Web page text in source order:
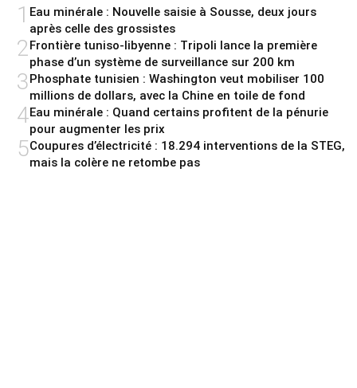
1 Eau minérale : Nouvelle saisie à Sousse, deux jours
après celle des grossistes
2Frontière tuniso-libyenne : Tripoli lance la première
phase d’un système de surveillance sur 200 km
3Phosphate tunisien : Washington veut mobiliser 100
millions de dollars, avec la Chine en toile de fond
4Eau minérale : Quand certains profitent de la pénurie
pour augmenter les prix
5Coupures d’électricité : 18.294 interventions de la STEG,
mais la colère ne retombe pas